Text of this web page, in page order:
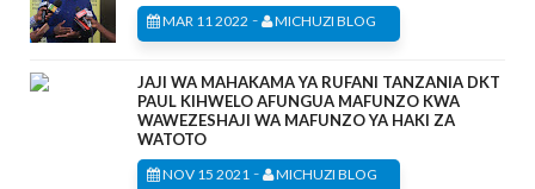
MAR 11 2022 - MICHUZI BLOG
JAJI WA MAHAKAMA YA RUFANI TANZANIA DKT
PAUL KIHWELO AFUNGUA MAFUNZO KWA
WAWEZESHAJI WA MAFUNZO YA HAKI ZA
WATOTO
NOV 15 2021 - MICHUZI BLOG